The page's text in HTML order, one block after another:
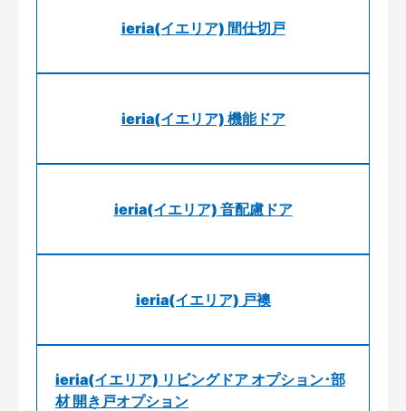
ieria(イエリア) 間仕切戸
ieria(イエリア) 機能ドア
ieria(イエリア) 音配慮ドア
ieria(イエリア) 戸襖
ieria(イエリア) リビングドア オプション･部
材 開き戸オプション